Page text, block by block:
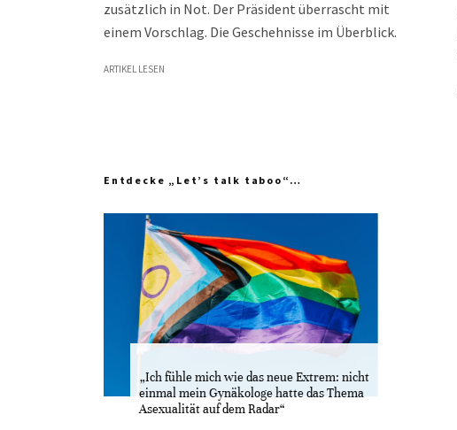
zusätzlich in Not. Der Präsident überrascht mit
einem Vorschlag. Die Geschehnisse im Überblick.
ARTIKEL LESEN
Entdecke „Let’s talk taboo“…
„Ich fühle mich wie das neue Extrem: nicht
einmal mein Gynäkologe hatte das Thema
Asexualität auf dem Radar“